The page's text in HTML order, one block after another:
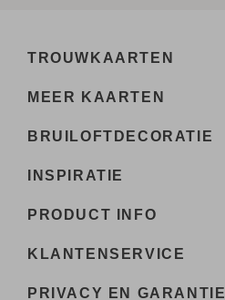
TROUWKAARTEN
MEER KAARTEN
BRUILOFTDECORATIE
INSPIRATIE
PRODUCT INFO
KLANTENSERVICE
PRIVACY EN GARANTIE